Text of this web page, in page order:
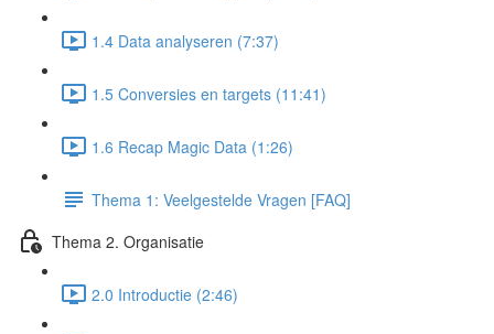
1.4 Data analyseren (7:37)
1.5 Conversies en targets (11:41)
1.6 Recap Magic Data (1:26)
Thema 1: Veelgestelde Vragen [FAQ]
Thema 2. Organisatie
2.0 Introductie (2:46)